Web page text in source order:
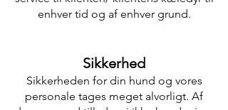
enhver tid og af enhver grund.
Sikkerhed
Sikkerheden for din hund og vores
personale tages meget alvorligt. Af